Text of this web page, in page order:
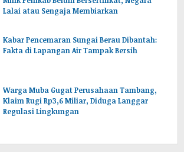
Lalai atau Sengaja Membiarkan
Kabar Pencemaran Sungai Berau Dibantah:
Fakta di Lapangan Air Tampak Bersih
Warga Muba Gugat Perusahaan Tambang,
Klaim Rugi Rp3,6 Miliar, Diduga Langgar
Regulasi Lingkungan